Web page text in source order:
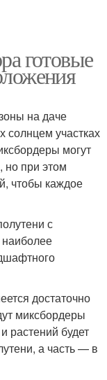
готовые
на даче
участках
могут
но при этом
чтобы каждое
с
достаточно
миксбордеры
растений будет
а часть — в